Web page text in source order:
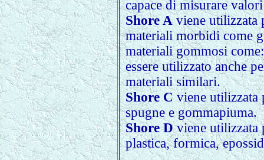
capace di misurare
Shore Aviene utilizzata
materiali morbidi come
materiali gommosi
essere utilizzato anche
materiali similari.
Shore Cviene utilizzata
spugne e gommapiuma.
Shore Dviene utilizzata
plastica, formica,